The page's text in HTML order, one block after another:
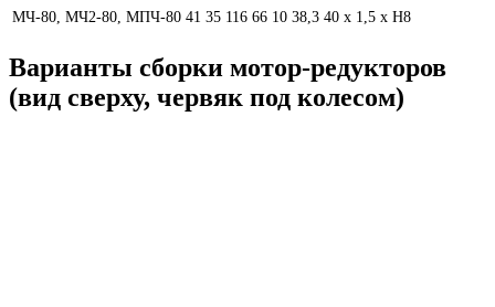
МЧ-80, МЧ2-80, МПЧ-80 41 35 116 66 10 38,3 40 х 1,5 х H8
Варианты сборки мотор-редукторов
(вид сверху, червяк под колесом)